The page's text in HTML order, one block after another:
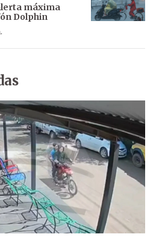
máxima
Dolphin